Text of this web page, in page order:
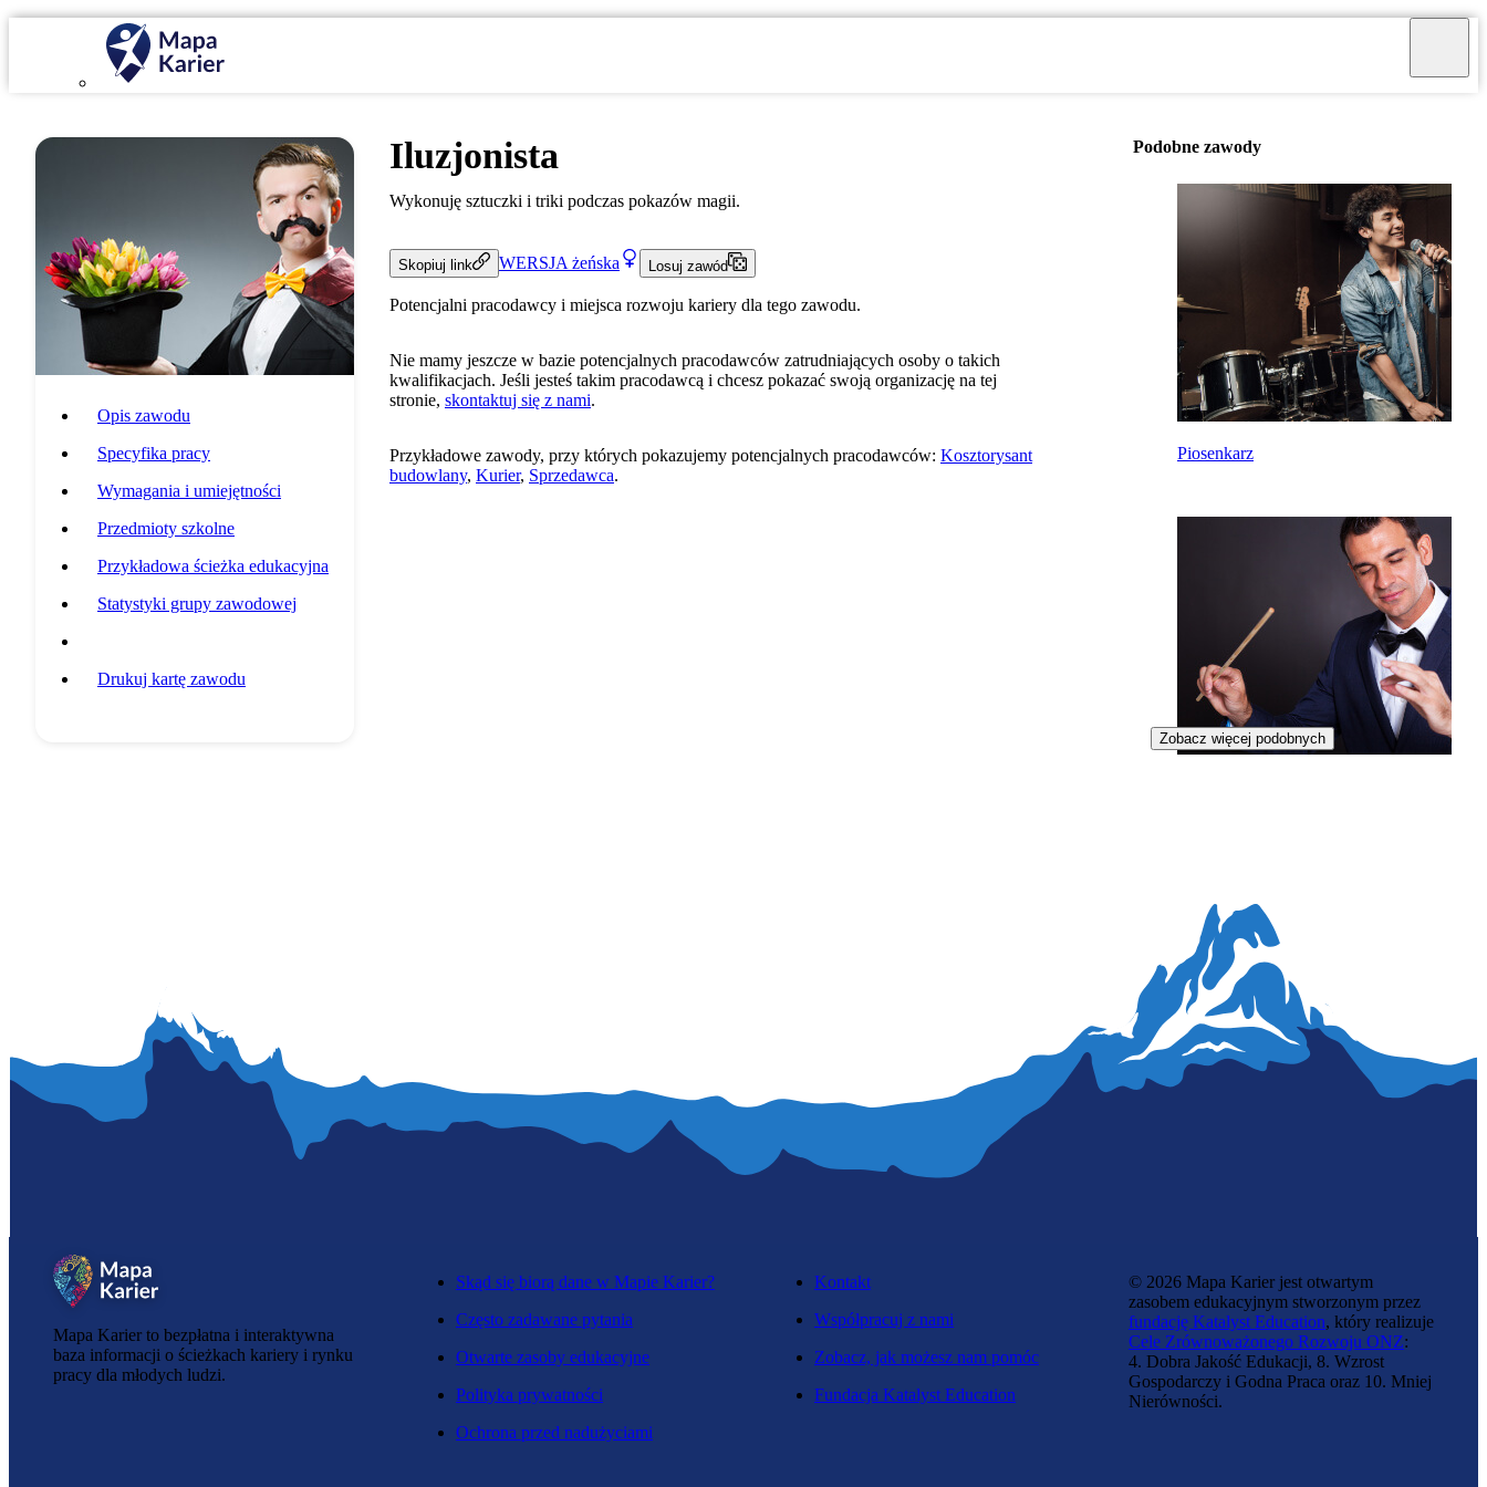
Opis zawodu
Specyfika pracy
Wymagania i umiejętności
Przedmioty szkolne
Przykładowa ścieżka edukacyjna
Statystyki grupy zawodowej
Drukuj kartę zawodu
Iluzjonista
Wykonuję sztuczki i triki podczas pokazów magii.
Skopiuj link WERSJA żeńska Losuj zawód
Potencjalni pracodawcy i miejsca rozwoju kariery dla tego zawodu.
Nie mamy jeszcze w bazie potencjalnych pracodawców zatrudniających osoby o takich
kwalifikacjach. Jeśli jesteś takim pracodawcą i chcesz pokazać swoją organizację na tej
stronie, skontaktuj się z nami.
Przykładowe zawody, przy których pokazujemy potencjalnych pracodawców: Kosztorysant
budowlany, Kurier, Sprzedawca.
Podobne zawody
Piosenkarz
Zobacz więcej podobnych
Mapa Karier to bezpłatna i interaktywna
baza informacji o ścieżkach kariery i rynku
pracy dla młodych ludzi.
Skąd się biorą dane w Mapie Karier?
Często zadawane pytania
Otwarte zasoby edukacyjne
Polityka prywatności
Ochrona przed nadużyciami
Kontakt
Współpracuj z nami
Zobacz, jak możesz nam pomóc
Fundacja Katalyst Education
© 2026 Mapa Karier jest otwartym
zasobem edukacyjnym stworzonym przez
fundację Katalyst Education, który realizuje
Cele Zrównoważonego Rozwoju ONZ:
4. Dobra Jakość Edukacji, 8. Wzrost
Gospodarczy i Godna Praca oraz 10. Mniej
Nierówności.